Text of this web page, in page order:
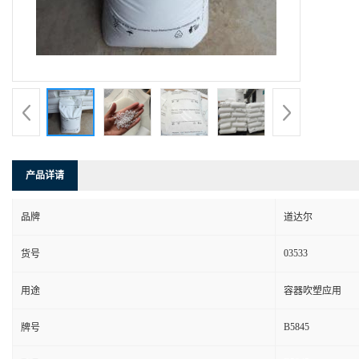
产品详请
品牌 道达尔
货号 03533
用途 容器吹塑应用
牌号 B5845